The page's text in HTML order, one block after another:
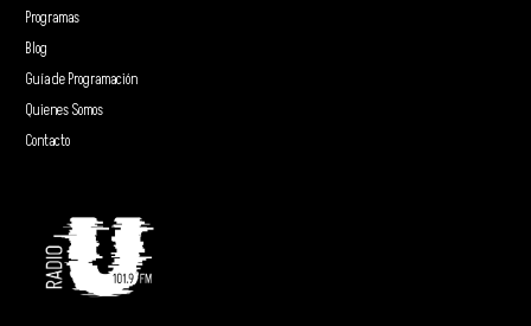
Programas
Blog
Guía de Programación
Quienes Somos
Contacto